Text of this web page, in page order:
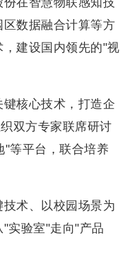
数据融合计算等方
建设国内领先的"视
核心技术，打造企
双方专家联席研讨
"等平台，联合培养
术、以校园场景为
实验室"走向"产品